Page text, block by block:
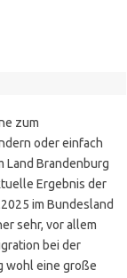
zum
oder einfach
Land Brandenburg
Ergebnis der
im Bundesland
sehr, vor allem
bei der
wohl eine große